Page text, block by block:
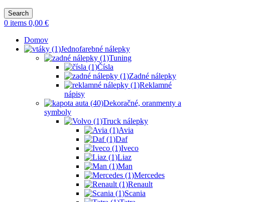
Search
0 items 0,00 €
Domov
Jednofarebné nálepky
Tuning
Čísla
Zadné nálepky
Reklamné
nápisy
Dekoračné, oranmenty a
symboly
Truck nálepky
Avia
Daf
Iveco
Liaz
Man
Mercedes
Renault
Scania